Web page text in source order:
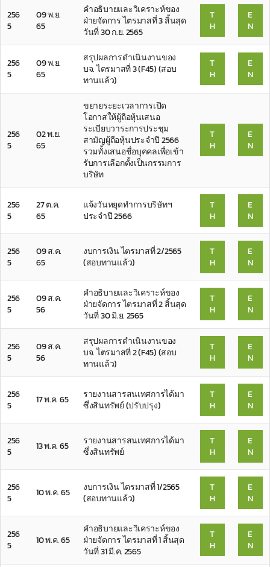
256
5
09 พ.ย.
65
คำอธิบายและวิเคราะห์ของ
ฝ่ายจัดการ ไตรมาสที่ 3 สิ้นสุด
วันที่ 30 ก.ย. 2565
T
H
E
N
256
5
09 พ.ย.
65
สรุปผลการดำเนินงานของ
บจ. ไตรมาสที่ 3 (F45) (สอบ
ทานแล้ว)
T
H
E
N
256
5
02 พ.ย.
65
ขยายระยะเวลาการเปิด
โอกาสให้ผู้ถือหุ้นเสนอ
ระเบียบวาระการประชุม
สามัญผู้ถือหุ้นประจำปี 2566
รวมทั้งเสนอชื่อบุคคลเพื่อเข้า
รับการเลือกตั้งเป็นกรรมการ
บริษัท
T
H
E
N
256
5
27 ต.ค.
65
แจ้งวันหยุดทำการบริษัทฯ
ประจำปี 2566
T
H
E
N
256
5
09 ส.ค.
65
งบการเงิน ไตรมาสที่ 2/2565
(สอบทานแล้ว)
T
H
E
N
256
5
09 ส.ค.
56
คำอธิบายและวิเคราะห์ของ
ฝ่ายจัดการ ไตรมาสที่ 2 สิ้นสุด
วันที่ 30 มิ.ย. 2565
T
H
E
N
256
5
09 ส.ค.
56
สรุปผลการดำเนินงานของ
บจ. ไตรมาสที่ 2 (F45) (สอบ
ทานแล้ว)
T
H
E
N
256
5
17 พ.ค. 65
รายงานสารสนเทศการได้มา
ซึ่งสินทรัพย์ (ปรับปรุง)
T
H
E
N
256
5
13 พ.ค. 65
รายงานสารสนเทศการได้มา
ซึ่งสินทรัพย์
T
H
E
N
256
5
10 พ.ค. 65
งบการเงิน ไตรมาสที่ 1/2565
(สอบทานแล้ว)
T
H
E
N
256
5
10 พ.ค. 65
คำอธิบายและวิเคราะห์ของ
ฝ่ายจัดการ ไตรมาสที่ 1 สิ้นสุด
วันที่ 31 มี.ค. 2565
T
H
E
N